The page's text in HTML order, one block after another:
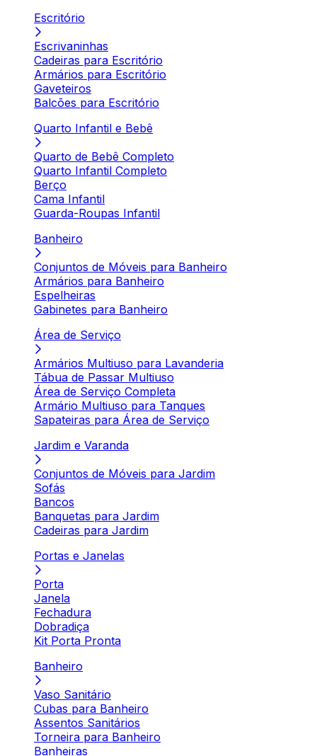
Escritório
Escrivaninhas
Cadeiras para Escritório
Armários para Escritório
Gaveteiros
Balcões para Escritório
Quarto Infantil e Bebê
Quarto de Bebê Completo
Quarto Infantil Completo
Berço
Cama Infantil
Guarda-Roupas Infantil
Banheiro
Conjuntos de Móveis para Banheiro
Armários para Banheiro
Espelheiras
Gabinetes para Banheiro
Área de Serviço
Armários Multiuso para Lavanderia
Tábua de Passar Multiuso
Área de Serviço Completa
Armário Multiuso para Tanques
Sapateiras para Área de Serviço
Jardim e Varanda
Conjuntos de Móveis para Jardim
Sofás
Bancos
Banquetas para Jardim
Cadeiras para Jardim
Portas e Janelas
Porta
Janela
Fechadura
Dobradiça
Kit Porta Pronta
Banheiro
Vaso Sanitário
Cubas para Banheiro
Assentos Sanitários
Torneira para Banheiro
Banheiras